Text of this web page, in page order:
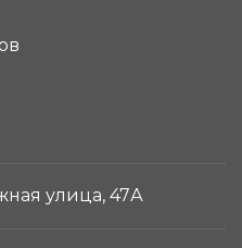
улица, 47А